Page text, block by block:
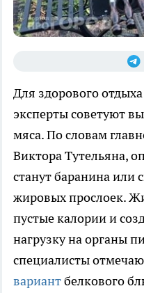
Для здорового
эксперты советуют
мяса. По словам
Виктора Тутельяна,
станут баранина или
жировых прослоек.
пустые калории и
нагрузку на органы
специалисты
вариантбелкового